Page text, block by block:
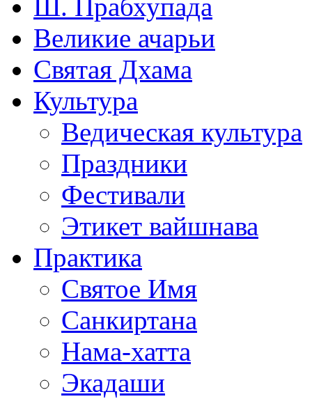
Ш. Прабхупада
Великие ачарьи
Святая Дхама
Культура
Ведическая культура
Праздники
Фестивали
Этикет вайшнава
Практика
Святое Имя
Санкиртана
Нама-хатта
Экадаши